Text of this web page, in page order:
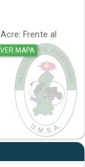
Frente al
VER MAPA